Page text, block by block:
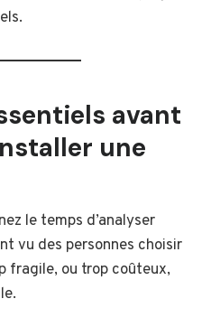
avant
une
le temps d’analyser
vu des personnes choisir
fragile, ou trop coûteux,